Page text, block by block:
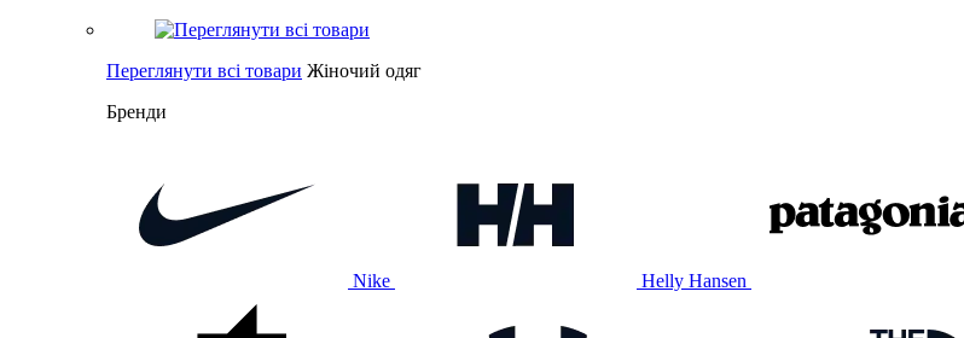
Переглянути всі товари Жіночий одяг
Бренди
Nike Helly Hansen